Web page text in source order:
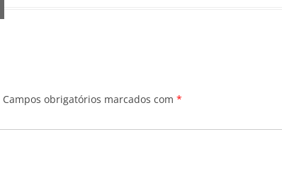
Campos obrigatórios marcados com *